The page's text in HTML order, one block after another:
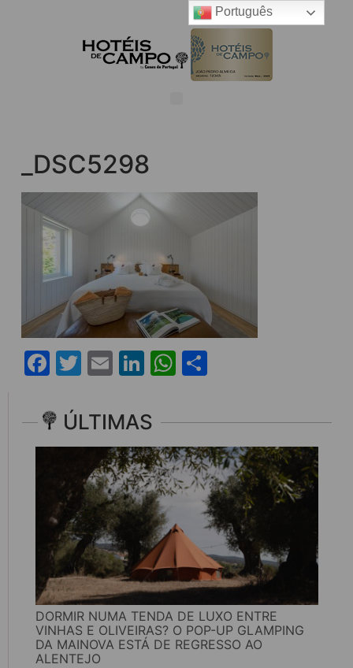
_DSC5298
Facebook
Twitter
EmailLinkedIn
WhatsApp
ÚLTIMAS
DORMIR NUMA TENDA DE LUXO ENTRE
VINHAS E OLIVEIRAS? O POP-UP GLAMPING
DA MAINOVA ESTÁ DE REGRESSO AO
ALENTEJO
Português